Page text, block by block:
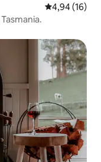
Calificación
4,94 (16)